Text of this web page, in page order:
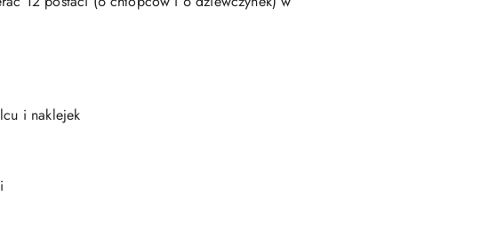
i naklejek